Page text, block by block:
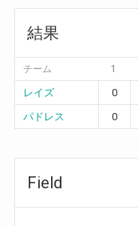
結果
チーム 1
レイズ 0
パドレス
0
Field